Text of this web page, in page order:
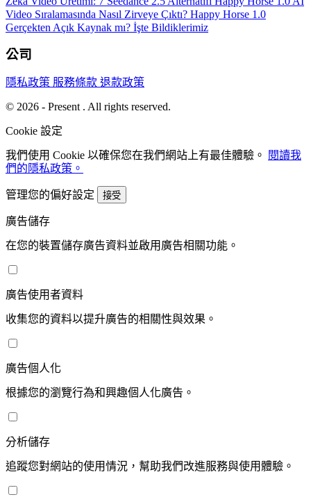
Video Sıralamasında Nasıl Zirveye Çıktı? Happy Horse 1.0
Gerçekten Açık Kaynak mı? İşte Bildiklerimiz
公司
隱私政策 服務條款 退款政策
© 2026 - Present . All rights reserved.
Cookie 設定
我們使用 Cookie 以確保您在我們網站上有最佳體驗。
閱讀我
們的隱私政策。
管理您的偏好設定 接受
廣告儲存
在您的裝置儲存廣告資料並啟用廣告相關功能。
廣告使用者資料
收集您的資料以提升廣告的相關性與效果。
廣告個人化
根據您的瀏覽行為和興趣個人化廣告。
分析儲存
追蹤您對網站的使用情況，幫助我們改進服務與使用體驗。